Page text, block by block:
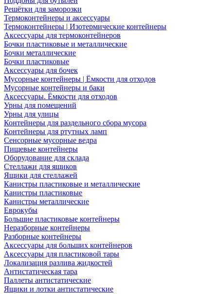
Решётки для заморозки
Термоконтейнеры и аксессуары
Термоконтейнеры | Изотермические контейнеры
Аксессуары для термоконтейнеров
Бочки пластиковые и металлические
Бочки металлические
Бочки пластиковые
Аксессуары для бочек
Мусорные контейнеры | Ёмкости для отходов
Мусорные контейнеры и баки
Аксессуары. Ёмкости для отходов
Урны для помещений
Урны для улицы
Контейнеры для раздельного сбора мусора
Контейнеры для ртутных ламп
Сенсорные мусорные ведра
Пищевые контейнеры
Оборудование для склада
Стеллажи для ящиков
Ящики для стеллажей
Канистры пластиковые и металлические
Канистры пластиковые
Канистры металлические
Еврокубы
Большие пластиковые контейнеры
Неразборные контейнеры
Разборные контейнеры
Аксессуары для больших контейнеров
Аксессуары для пластиковой тары
Локализация разлива жидкостей
Антистатическая тара
Паллеты антистатические
Ящики и лотки антистатические